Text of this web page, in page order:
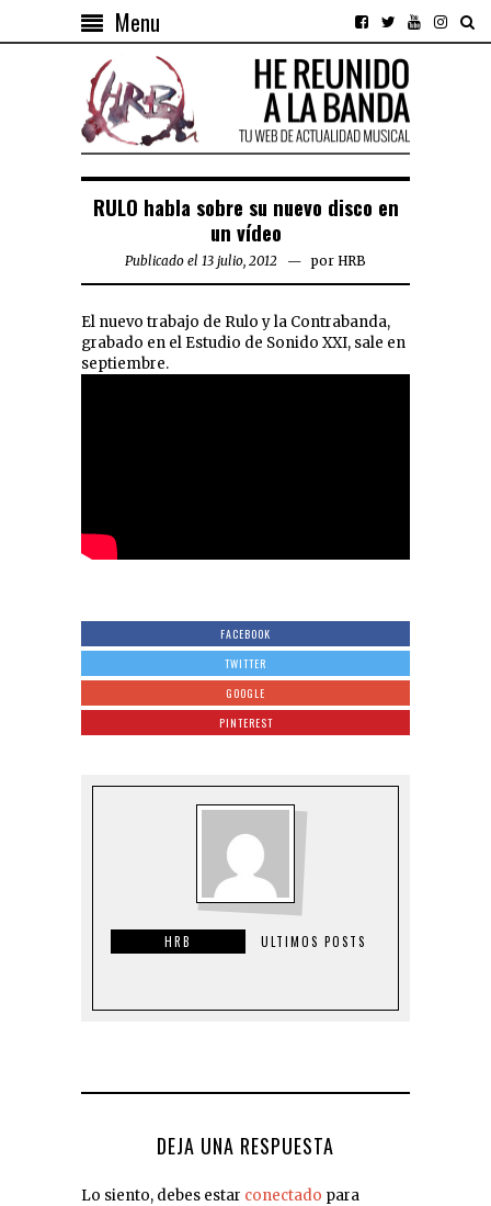
Menu
RULO habla sobre su nuevo disco en
un vídeo
Publicado el 13 julio, 2012 por HRB
El nuevo trabajo de Rulo y la Contrabanda,
grabado en el Estudio de Sonido XXI, sale en
septiembre.
FACEBOOK
TWITTER
GOOGLE
PINTEREST
HRB ULTIMOS POSTS
DEJA UNA RESPUESTA
Lo siento, debes estar conectado para